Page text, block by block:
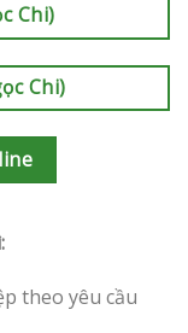
Chi)
Chi)
theo yêu cầu